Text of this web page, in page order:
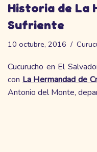
Historia de La
Sufriente
10 octubre, 2016
Cucurucho en El
con La Hermandad de
Antonio del Monte,